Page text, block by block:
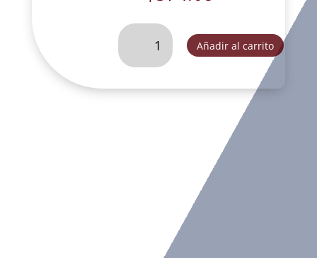
QUIJOTE
LIBRO
GA2050M
Añadir al carrito